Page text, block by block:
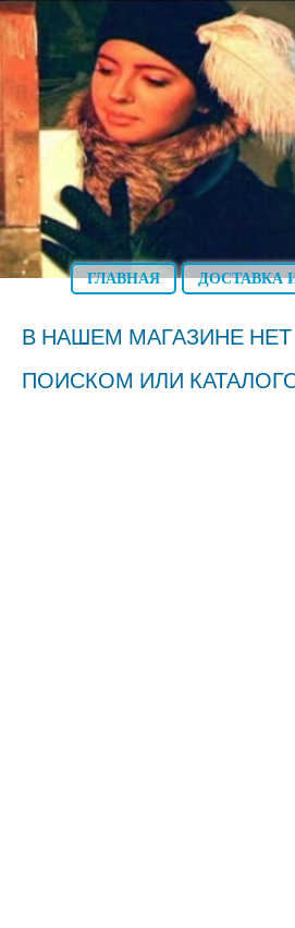
ГЛАВНАЯ ДОСТАВКА
В НАШЕМ МАГАЗИНЕ
ПОИСКОМ ИЛИ